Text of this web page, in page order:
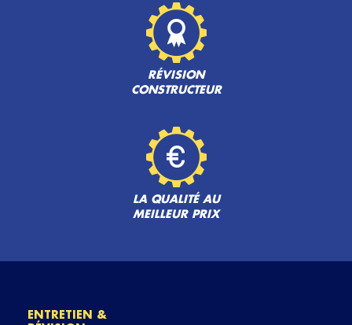
RÉVISION
CONSTRUCTEUR
LA QUALITÉ AU
MEILLEUR PRIX
ENTRETIEN &